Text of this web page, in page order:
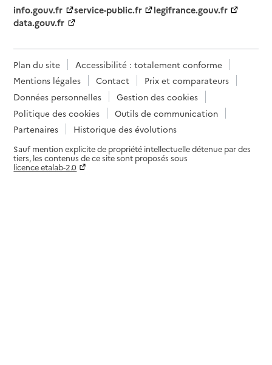
info.gouv.fr
service-public.fr
legifrance.gouv.fr
data.gouv.fr
Plan du site
Accessibilité : totalement conforme
Mentions légales
Contact
Prix et comparateurs
Données personnelles
Gestion des cookies
Politique des cookies
Outils de communication
Partenaires
Historique des évolutions
Sauf mention explicite de propriété intellectuelle détenue par des
tiers, les contenus de ce site sont proposés sous
licence etalab-2.0